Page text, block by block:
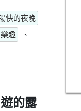
快的夜晚
趣
、
的露